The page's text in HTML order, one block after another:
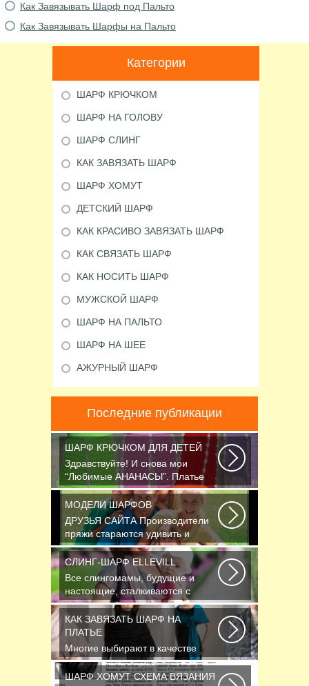
Как Завязывать Шарф под Пальто
Как Завязывать Шарфы на Пальто
Категории
ШАРФ КРЮЧКОМ
ШАРФ НА ГОЛОВУ
ШАРФ СЛИНГ
КАК ЗАВЯЗАТЬ ШАРФ
ШАРФ ХОМУТ
ДЕТСКИЙ ШАРФ
КАК КРАСИВО ЗАВЯЗАТЬ ШАРФ
КАК СВЯЗАТЬ ШАРФ
КАК НОСИТЬ ШАРФ
МУЖСКОЙ ШАРФ
ШАРФ НА ПАЛЬТО
ШАРФ НА ШЕЕ
АЖУРНЫЙ ШАРФ
Последние публикации
ШАРФ КРЮЧКОМ ДЛЯ ДЕТЕЙ
Здравствуйте! И снова мои
“Любимые АНАНАСЫ”. Платье
связано крючком 1.75...
МОДЕЛИ ШАРФОВ
ДРУЗЬЯ САЙТА Производители
пряжи стараются удивить и
облегчить труд вязальщицам...
СЛИНГ-ШАРФ ELLEVILL
Все слингомамы, будущие и
настоящие, сталкиваются с
проблемой выбора слинга...
КАК ЗАВЯЗАТЬ ШАРФ НА
ПЛАТЬЕ
Многие выбирают в качестве
аксессуара красивый платок или
шарфик, однако...
ШАРФ ХОМУТ СХЕМА ВЯЗАНИЯ